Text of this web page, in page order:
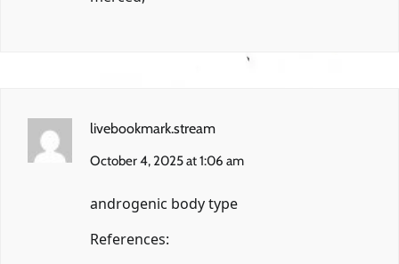
livebookmark.stream
October 4, 2025 at 1:06 am
androgenic body type
References: